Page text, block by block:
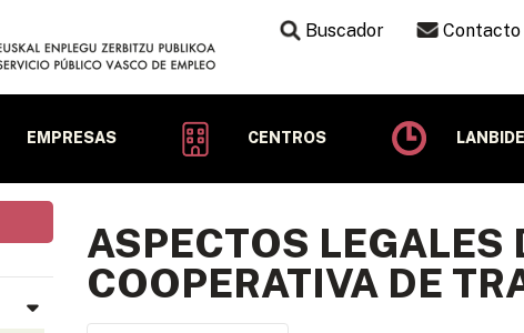
Buscador Contacto
EMPRESAS CENTROS LANBIDE
ASPECTOS LEGALES
COOPERATIVA DE